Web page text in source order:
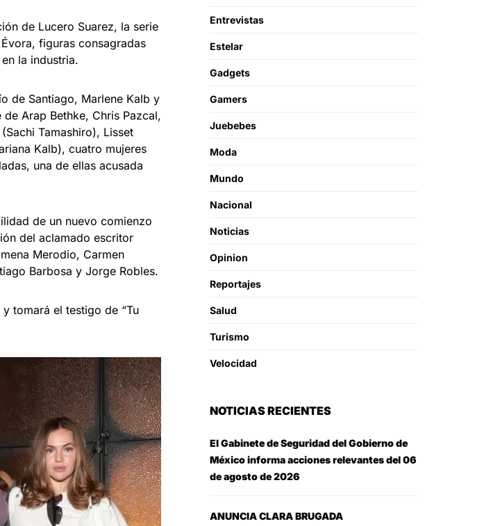
de Lucero Suarez, la serie
figuras consagradas
la industria.
de Santiago, Marlene Kalb y
Arap Bethke, Chris Pazcal,
Tamashiro), Lisset
Kalb), cuatro mujeres
una de ellas acusada
de un nuevo comienzo
del aclamado escritor
Merodio, Carmen
Barbosa y Jorge Robles.
tomará el testigo de “Tu
Entrevistas
Estelar
Gadgets
Gamers
Juebebes
Moda
Mundo
Nacional
Noticias
Opinion
Reportajes
Salud
Turismo
Velocidad
NOTICIAS RECIENTES
El Gabinete de Seguridad del Gobierno de
México informa acciones relevantes del 06
de agosto de 2026
ANUNCIA CLARA BRUGADA